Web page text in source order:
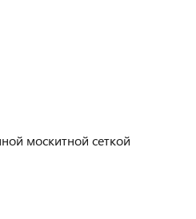
москитной сеткой